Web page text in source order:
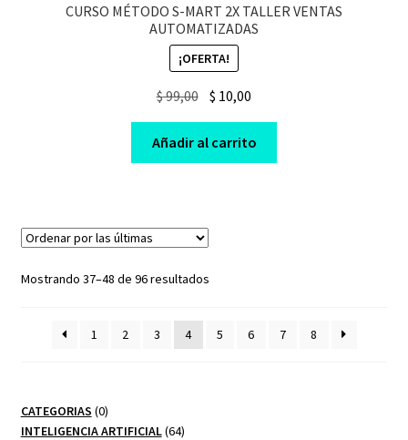
CURSO MÉTODO S-MART 2X TALLER VENTAS
AUTOMATIZADAS
¡OFERTA!
$99,00 Original
was:
$ 99,00.
$ 10,00
is:
$ 10,00.
Añadir al carrito
Mostrando 37–48 de 96 resultadosSorted
1
2 3 4 5 6 7 8
CATEGORIAS 00
productos
INTELIGENCIA ARTIFICIAL 6464